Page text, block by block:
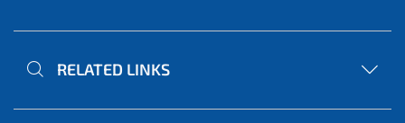
RELATED LINKS